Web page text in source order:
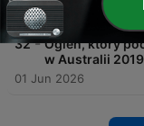
08 Jun 2026
32 - Ogień, który
w Australii
01 Jun 2026